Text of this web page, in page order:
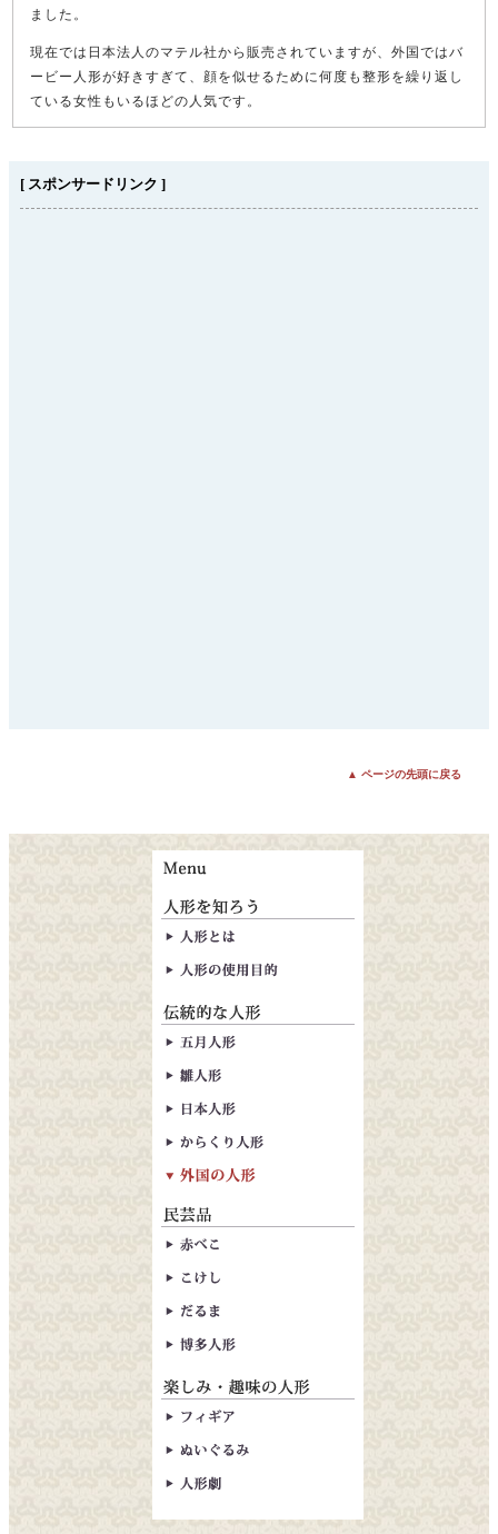
ました。
現在では日本法人のマテル社から販売されていますが、外国ではバ
ービー人形が好きすぎて、顔を似せるために何度も整形を繰り返し
ている女性もいるほどの人気です。
[ スポンサードリンク ]
▲ ページの先頭に戻る
人形とは
五月人形
雛人形
日本人形
からくり人形
赤べこ
こけし
だるま
フィギア
ぬいぐるみ